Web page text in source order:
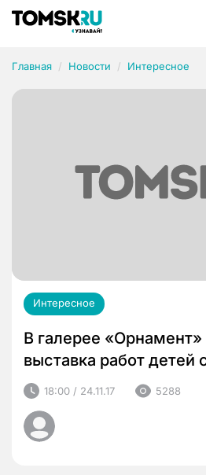
Главная Новости Интересное
Интересное
В галерее
выставка работ детей
18:00 / 24.11.17 5288